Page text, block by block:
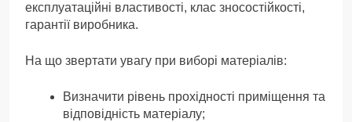
експлуатаційні властивості, клас зносостійкості,
гарантії виробника.
На що звертати увагу при виборі матеріалів:
Визначити рівень прохідності приміщення та
відповідність матеріалу;